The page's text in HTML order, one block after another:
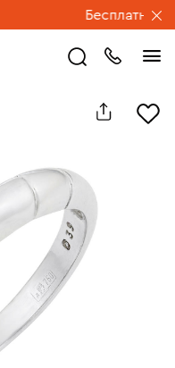
Бесплатная